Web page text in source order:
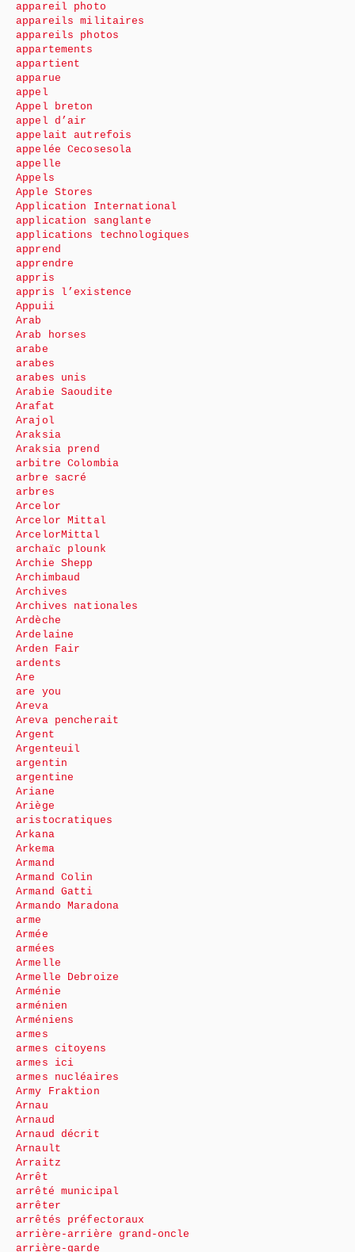
appareil photo
appareils militaires
appareils photos
appartements
appartient
apparue
appel
Appel breton
appel d’air
appelait autrefois
appelée Cecosesola
appelle
Appels
Apple Stores
Application International
application sanglante
applications technologiques
apprend
apprendre
appris
appris l’existence
Appuii
Arab
Arab horses
arabe
arabes
arabes unis
Arabie Saoudite
Arafat
Arajol
Araksia
Araksia prend
arbitre Colombia
arbre sacré
arbres
Arcelor
Arcelor Mittal
ArcelorMittal
archaïc plounk
Archie Shepp
Archimbaud
Archives
Archives nationales
Ardèche
Ardelaine
Arden Fair
ardents
Are
are you
Areva
Areva pencherait
Argent
Argenteuil
argentin
argentine
Ariane
Ariège
aristocratiques
Arkana
Arkema
Armand
Armand Colin
Armand Gatti
Armando Maradona
arme
Armée
armées
Armelle
Armelle Debroize
Arménie
arménien
Arméniens
armes
armes citoyens
armes ici
armes nucléaires
Army Fraktion
Arnau
Arnaud
Arnaud décrit
Arnault
Arraitz
Arrêt
arrêté municipal
arrêter
arrêtés préfectoraux
arrière-arrière grand-oncle
arrière-garde